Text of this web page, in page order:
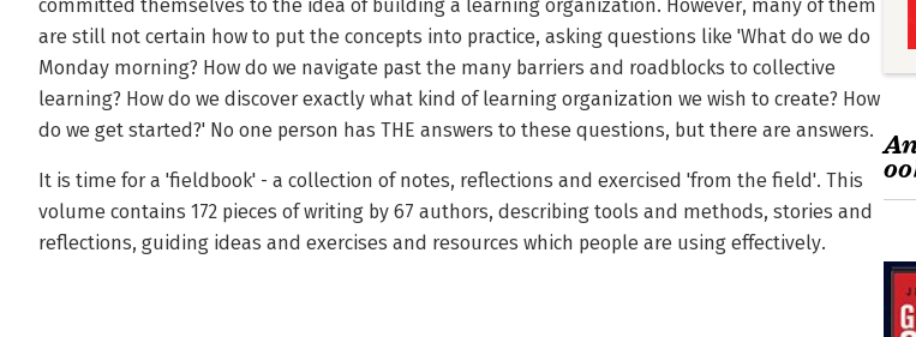
committed themselves to the idea of building a learning organization. However, many of them
are still not certain how to put the concepts into practice, asking questions like 'What do we do
Monday morning? How do we navigate past the many barriers and roadblocks to collective
learning? How do we discover exactly what kind of learning organization we wish to create? How
do we get started?' No one person has THE answers to these questions, but there are answers.
It is time for a 'fieldbook' - a collection of notes, reflections and exercised 'from the field'. This
volume contains 172 pieces of writing by 67 authors, describing tools and methods, stories and
reflections, guiding ideas and exercises and resources which people are using effectively.